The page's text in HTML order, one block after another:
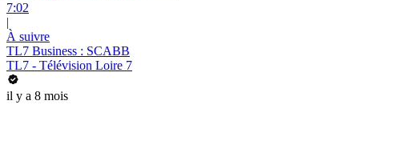
7:02
|
À suivre
TL7 Business : SCABB
TL7 - Télévision Loire 7
il y a 8 mois